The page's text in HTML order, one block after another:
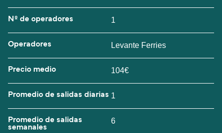
Nº de operadores 1
Operadores Levante Ferries
Precio medio 104€
Promedio de salidas diarias 1
Promedio de salidas
semanales
6